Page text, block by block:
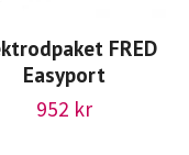
FRED
Easyport
952 kr